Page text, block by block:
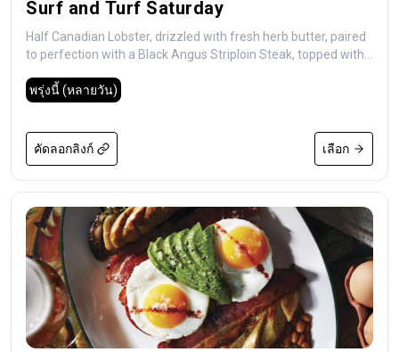
Surf and Turf Saturday
Half Canadian Lobster, drizzled with fresh herb butter, paired
to perfection with a Black Angus Striploin Steak, topped with
$295
พรุ่งนี้(หลายวัน)
คัดลอกลิงก์ เลือก